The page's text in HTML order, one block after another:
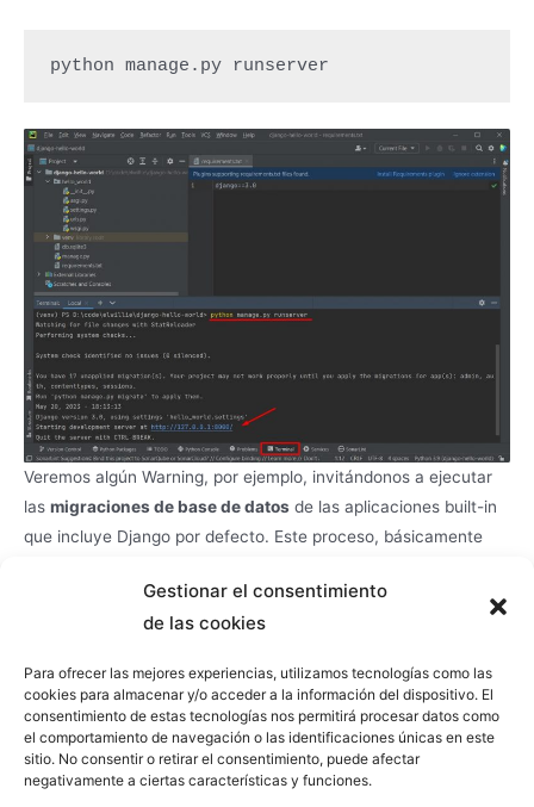
Gestionar el consentimiento
de las cookies
Para ofrecer las mejores experiencias, utilizamos tecnologías como las
cookies para almacenar y/o acceder a la información del dispositivo. El
consentimiento de estas tecnologías nos permitirá procesar datos como
el comportamiento de navegación o las identificaciones únicas en este
sitio. No consentir o retirar el consentimiento, puede afectar
negativamente a ciertas características y funciones.
python manage.py runserver
Veremos algún Warning, por ejemplo, invitándonos a ejecutar
las migraciones de base de datos de las aplicaciones built-in
que incluye Django por defecto. Este proceso, básicamente
funcionamiento de la aplicación o aplicaciones, algo que de
momento no es estrictamente necesario.
Si abrimos un navegador, podremos acceder al servidor Web
de Django que acabamos de levantar, de momento, con el
contenido por defecto que proporciona Django. Podemos
cerrar el navegador y pulsar Ctrl-C en la ventana de Terminal